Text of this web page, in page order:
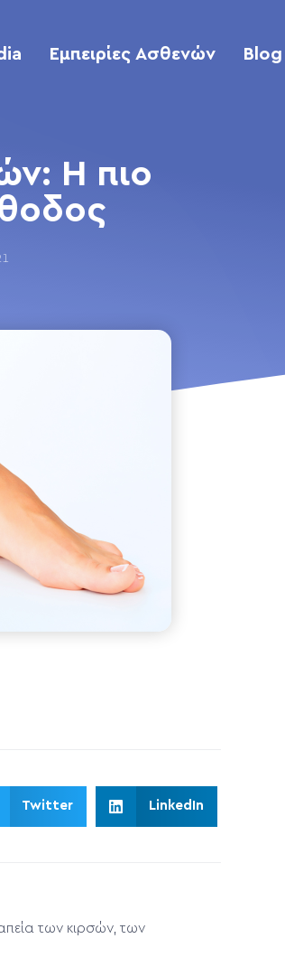
Εμπειρίες Ασθενών Blog
Η πιο
Twitter LinkedIn
των κιρσών, των